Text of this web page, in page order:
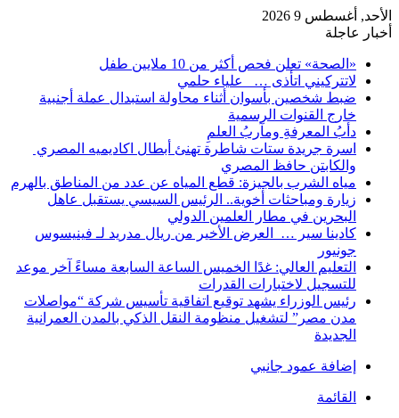
الأحد, أغسطس 9 2026
أخبار عاجلة
«الصحة» تعلن فحص أكثر من 10 ملايين طفل
لاتتركيني اتأذى … علياء حلمي
ضبط شخصين بأسوان أثناء محاولة استبدال عملة أجنبية
خارج القنوات الرسمية
دأبُ المعرفةِ ومآربُ العلمِ
اسرة جريدة ستات شاطرة تهنئ أبطال اكاديميه المصري
والكابتن حافظ المصري
مياه الشرب بالجيزة: قطع المياه عن عدد من المناطق بالهرم
زيارة ومباحثات أخوية.. الرئيس السيسي يستقبل عاهل
البحرين في مطار العلمين الدولي
كادينا سير … العرض الأخير من ريال مدريد لـ فينيسوس
جونيور
التعليم العالي: غدًا الخميس الساعة السابعة مساءً آخر موعد
للتسجيل لاختبارات القدرات
رئيس الوزراء يشهد توقيع اتفاقية تأسيس شركة “مواصلات
مدن مصر” لتشغيل منظومة النقل الذكي بالمدن العمرانية
الجديدة
إضافة عمود جانبي
القائمة